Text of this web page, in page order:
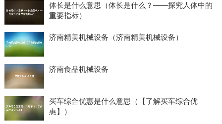
体长是什么意思（体长是什么？——探究人体中的
重要指标）
济南精美机械设备（济南精美机械设备）
济南食品机械设备
买车综合优惠是什么意思（【了解买车综合优
惠】）